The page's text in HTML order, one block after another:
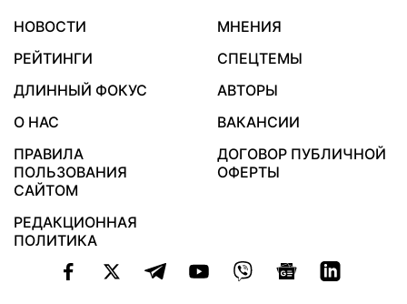
НОВОСТИ
МНЕНИЯ
РЕЙТИНГИ
СПЕЦТЕМЫ
ДЛИННЫЙ ФОКУС
АВТОРЫ
О НАС
ВАКАНСИИ
ПРАВИЛА
ПОЛЬЗОВАНИЯ
САЙТОМ
ДОГОВОР ПУБЛИЧНОЙ
ОФЕРТЫ
РЕДАКЦИОННАЯ
ПОЛИТИКА